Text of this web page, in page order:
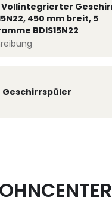
Vollintegrierter
450 mm breit, 5
BDIS15N22
Geschirrspüler